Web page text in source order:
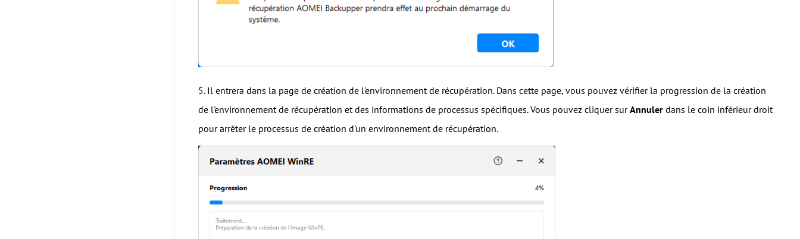
5. Il entrera dans la page de création de l'environnement de récupération. Dans cette page, vous pouvez vérifier la progression de la création
de l'environnement de récupération et des informations de processus spécifiques. Vous pouvez cliquer surAnnuler dans le coin inférieur droit
pour arrêter le processus de création d'un environnement de récupération.